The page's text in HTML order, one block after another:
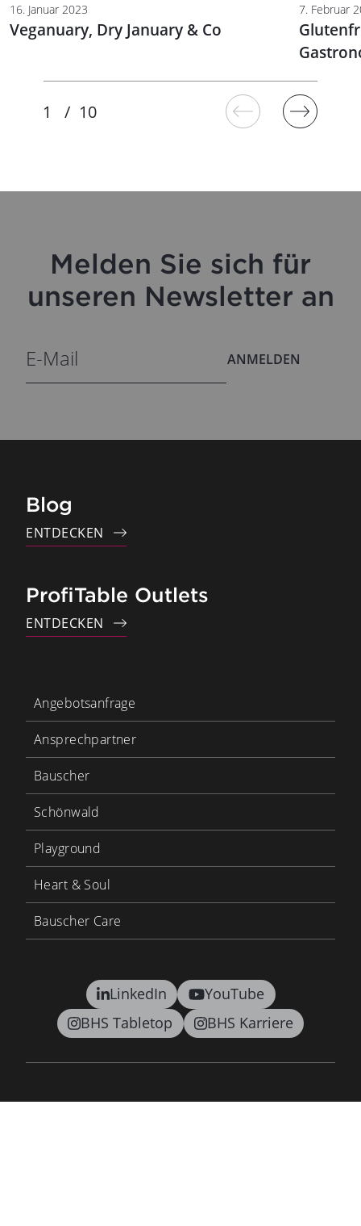
16. Januar 2023
Veganuary, Dry January & Co
7. Februar
Melden Sie sich für
unseren Newsletter an
ANMELDEN
Blog
ENTDECKEN
ProfiTable Outlets
ENTDECKEN
LinkedIn
YouTube
BHS Tabletop
BHS Karriere
Angebotsanfrage
Ansprechpartner
Bauscher
Schönwald
Playground
Heart & Soul
Bauscher Care